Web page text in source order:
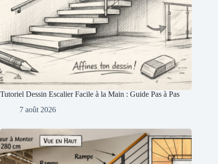
Tutoriel Dessin Escalier Facile à la Main : Guide Pas à Pas
7 août 2026